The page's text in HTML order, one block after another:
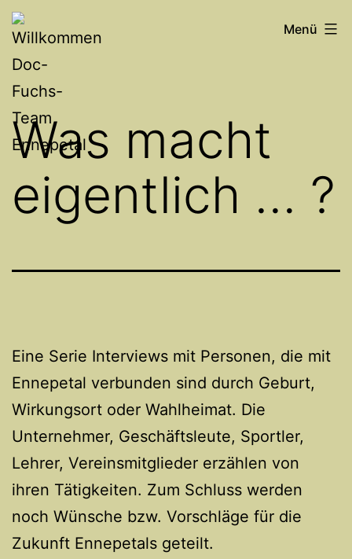
Zum
Inhalt
springen
Willkommen
Doc-
Fuchs-
Team
Ennepetal
Menü
Was macht
eigentlich … ?
Eine Serie Interviews mit Personen, die mit
Ennepetal verbunden sind durch Geburt,
Wirkungsort oder Wahlheimat. Die
Unternehmer, Geschäftsleute, Sportler,
Lehrer, Vereinsmitglieder erzählen von
ihren Tätigkeiten. Zum Schluss werden
noch Wünsche bzw. Vorschläge für die
Zukunft Ennepetals geteilt.